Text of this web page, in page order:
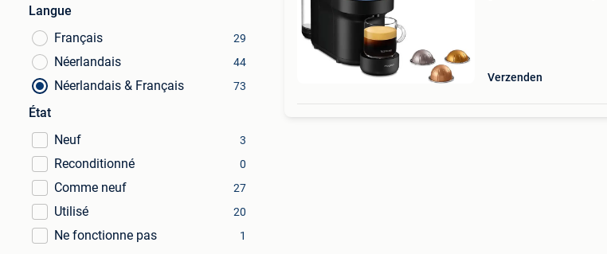
Langue
Français
29
Néerlandais 44
Néerlandais & Français 73
État
Neuf
3
Reconditionné 0
Comme neuf 27
Utilisé 20
Ne fonctionne pas 1
Verzenden